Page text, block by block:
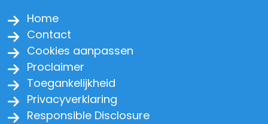
Home
Contact
Cookies aanpassen
Proclaimer
Toegankelijkheid
Privacyverklaring
Responsible Disclosure